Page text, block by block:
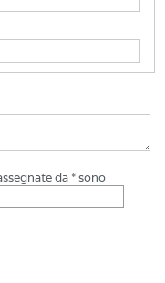
da * sono